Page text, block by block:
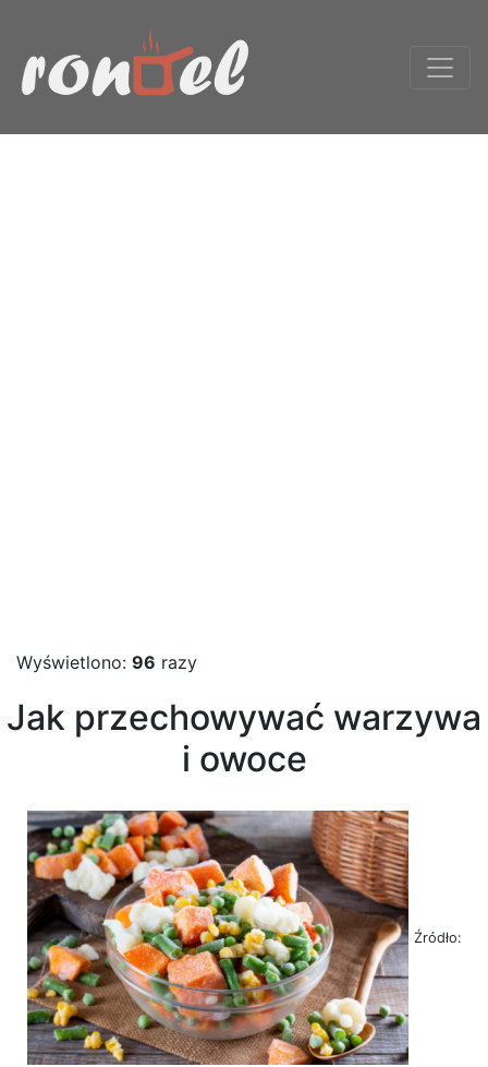
Wyświetlono: 96 razy
Jak przechowywać warzywa
i owoce
Źródło: